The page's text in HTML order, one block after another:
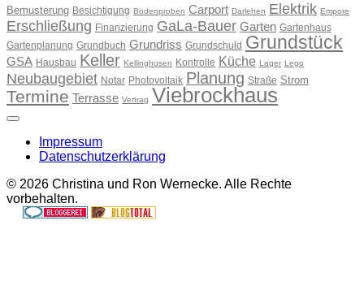
Bemusterung Besichtigung Bodenproben Carport Darlehen Elektrik Empore
Erschließung Finanzierung GaLa-Bauer Garten Gartenhaus
Gartenplanung Grundbuch Grundriss Grundschuld Grundstück
GSA Hausbau Keller Kellinghusen Kontrolle Küche Lager Lego
Neubaugebiet Notar Photovoltaik Planung Straße Strom
Termine Terrasse Vertrag Viebrockhaus
Impressum
Datenschutzerklärung
© 2026 Christina und Ron Wernecke. Alle Rechte
vorbehalten.